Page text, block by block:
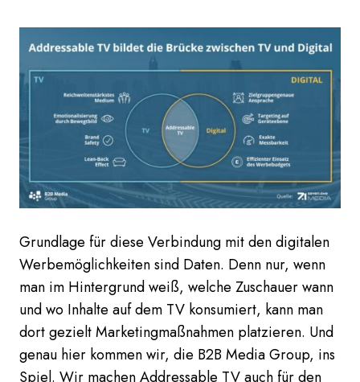
Grundlage für diese Verbindung mit den digitalen
Werbemöglichkeiten sind Daten. Denn nur, wenn
man im Hintergrund weiß, welche Zuschauer wann
und wo Inhalte auf dem TV konsumiert, kann man
dort gezielt Marketingmaßnahmen platzieren. Und
genau hier kommen wir, die B2B Media Group, ins
Spiel. Wir machenAddressable TV auch für den